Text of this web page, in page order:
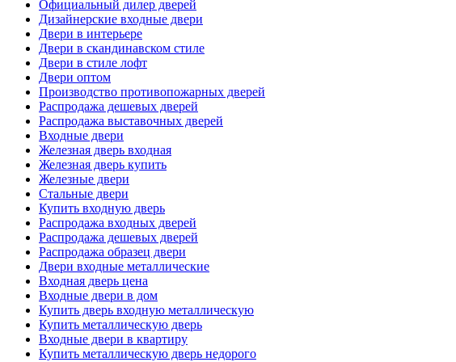
Официальный дилер дверей
Дизайнерские входные двери
Двери в интерьере
Двери в скандинавском стиле
Двери в стиле лофт
Двери оптом
Производство противопожарных дверей
Распродажа дешевых дверей
Распродажа выставочных дверей
Входные двери
Железная дверь входная
Железная дверь купить
Железные двери
Стальные двери
Купить входную дверь
Распродажа входных дверей
Распродажа дешевых дверей
Распродажа образец двери
Двери входные металлические
Входная дверь цена
Входные двери в дом
Купить дверь входную металлическую
Купить металлическую дверь
Входные двери в квартиру
Купить металлическую дверь недорого